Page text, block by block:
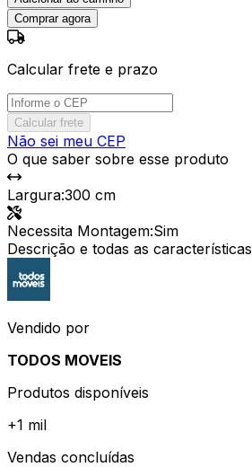
Comprar agora
Calcular frete e prazo
Calcular frete
Não sei meu CEP
O que saber sobre esse produto
Largura:300 cm
Necessita Montagem:Sim
Descrição e todas as características
Vendido por
TODOS MOVEIS
Produtos disponíveis
+1 mil
Vendas concluídas